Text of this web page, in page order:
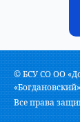
© БСУ СО ОО
Все права